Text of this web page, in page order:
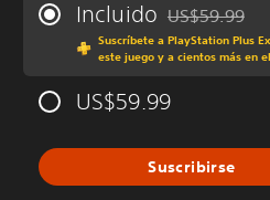
Incluido Rebajado del
US$59.99
Suscríbete a PlayStation Plus
este juego y a cientos más en
US$59.99
Suscribirse